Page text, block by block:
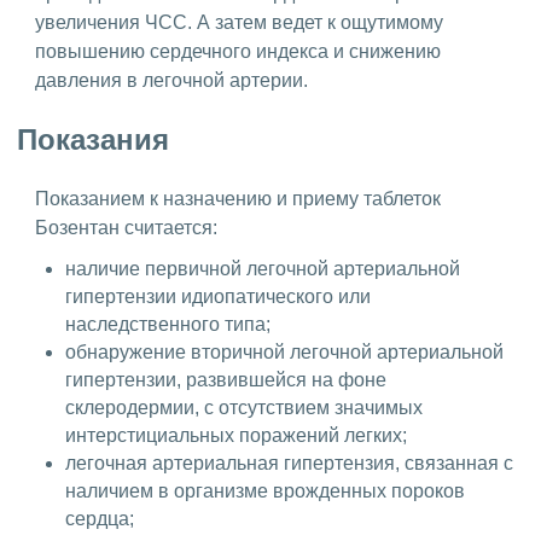
увеличения ЧСС. А затем ведет к ощутимому
повышению сердечного индекса и снижению
давления в легочной артерии.
Показания
Показанием к назначению и приему таблеток
Бозентан считается:
наличие первичной легочной артериальной
гипертензии идиопатического или
наследственного типа;
обнаружение вторичной легочной артериальной
гипертензии, развившейся на фоне
склеродермии, с отсутствием значимых
интерстициальных поражений легких;
легочная артериальная гипертензия, связанная с
наличием в организме врожденных пороков
сердца;